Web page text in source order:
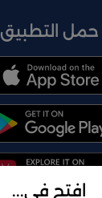
افتح في...
حمل التطبيق